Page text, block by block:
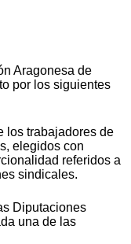
Aragonesa de
por los siguientes
los trabajadores de
elegidos con
referidos a
sindicales.
Diputaciones
una de las